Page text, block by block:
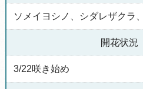
ソメイヨシノ、シダレザクラ
開花状況
3/22咲き始め